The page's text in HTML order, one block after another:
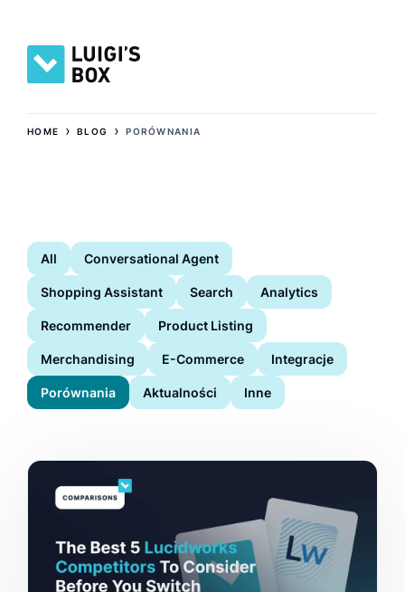
HOME ›BLOG ›PORÓWNANIA
All Conversational Agent
Shopping Assistant Search Analytics
Recommender Product Listing
Merchandising E-Commerce Integracje
Porównania Aktualności Inne